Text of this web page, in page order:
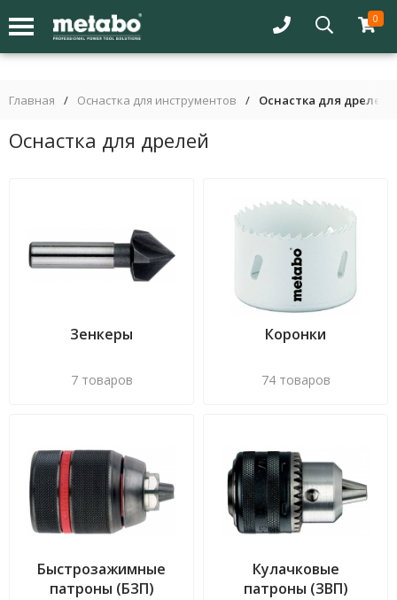
0
Главная / Оснастка для инструментов / Оснастка для дрелей
Оснастка для дрелей
Зенкеры
7 товаров
Коронки
74 товаров
Быстрозажимные
патроны (БЗП)
Кулачковые
патроны (ЗВП)